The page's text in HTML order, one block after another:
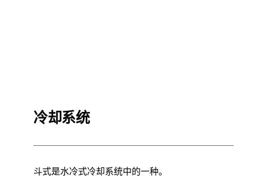
冷却系统
斗式是水冷式冷却系统中的一种。